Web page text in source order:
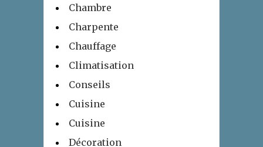
Chambre
Charpente
Chauffage
Climatisation
Conseils
Cuisine
Cuisine
Décoration